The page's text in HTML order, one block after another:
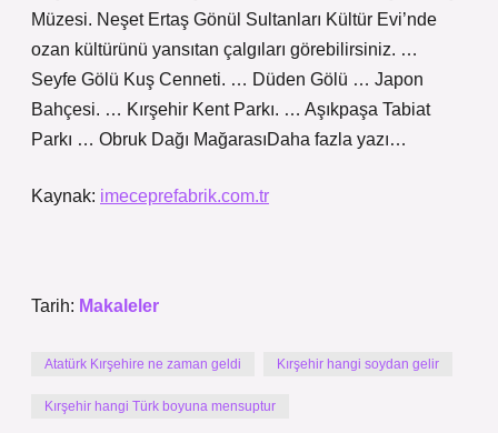
Müzesi. Neşet Ertaş Gönül Sultanları Kültür Evi’nde
ozan kültürünü yansıtan çalgıları görebilirsiniz. …
Seyfe Gölü Kuş Cenneti. … Düden Gölü … Japon
Bahçesi. … Kırşehir Kent Parkı. … Aşıkpaşa Tabiat
Parkı … Obruk Dağı MağarasıDaha fazla yazı…
Kaynak: imeceprefabrik.com.tr
Tarih: Makaleler
Atatürk Kırşehire ne zaman geldi Kırşehir hangi soydan gelir
Kırşehir hangi Türk boyuna mensuptur